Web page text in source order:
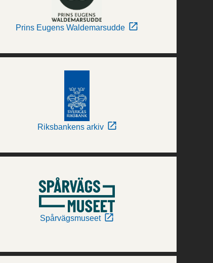
Prins Eugens Waldemarsudde
Riksbankens arkiv
Spårvägsmuseet